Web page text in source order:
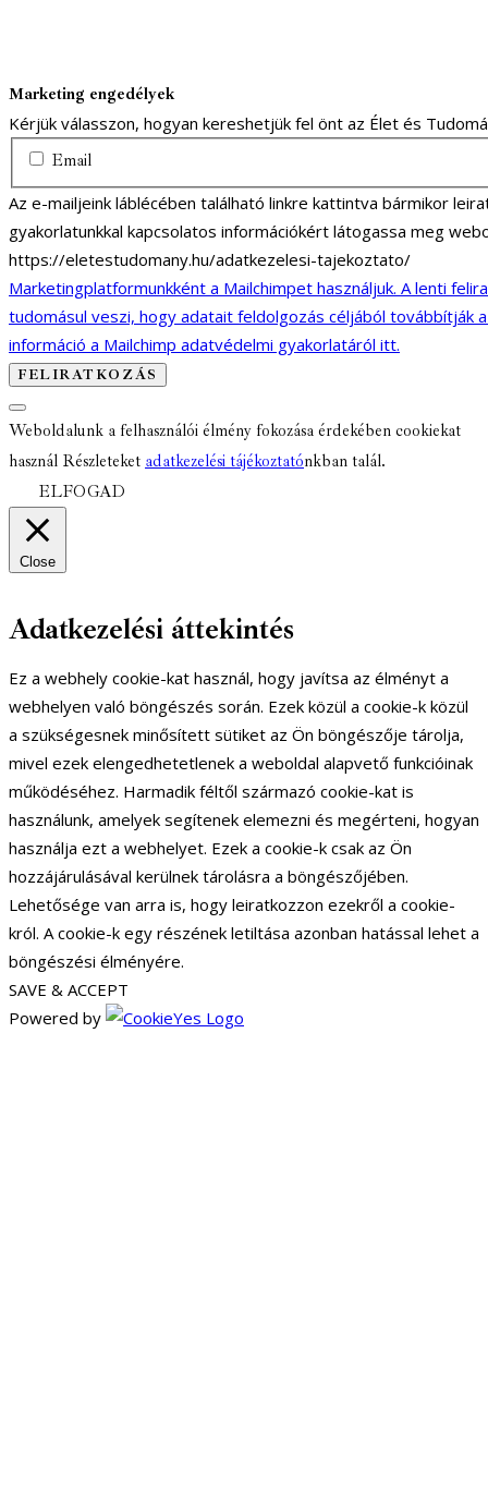
Marketing engedélyek
Kérjük válasszon, hogyan kereshetjük fel önt az Élet és
Email
Az e-mailjeink láblécében található linkre kattintva bármikor
gyakorlatunkkal kapcsolatos információkért látogassa meg
https://eletestudomany.hu/adatkezelesi-tajekoztato/
Marketingplatformunkként a Mailchimpet használjuk. A lenti
tudomásul veszi, hogy adatait feldolgozás céljából továbbítják
információ a Mailchimp adatvédelmi gyakorlatáról itt.
Weboldalunk a felhasználói élmény fokozása érdekében cookiekat
használ Részleteket adatkezelési tájékoztatónkban talál.
ELFOGAD
Close
Adatkezelési áttekintés
Ez a webhely cookie-kat használ, hogy javítsa az élményt a
webhelyen való böngészés során. Ezek közül a cookie-k közül
a szükségesnek minősített sütiket az Ön böngészője tárolja,
mivel ezek elengedhetetlenek a weboldal alapvető funkcióinak
működéséhez. Harmadik féltől származó cookie-kat is
használunk, amelyek segítenek elemezni és megérteni, hogyan
használja ezt a webhelyet. Ezek a cookie-k csak az Ön
hozzájárulásával kerülnek tárolásra a böngészőjében.
Lehetősége van arra is, hogy leiratkozzon ezekről a cookie-
król. A cookie-k egy részének letiltása azonban hatással lehet a
böngészési élményére.
SAVE & ACCEPT
Powered by